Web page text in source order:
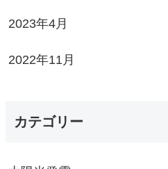
2023年4月
2022年11月
カテゴリー